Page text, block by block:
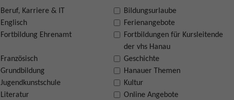
Beruf, Karriere & IT
Bildungsurlaube
Englisch
Ferienangebote
Fortbildung Ehrenamt
Fortbildungen für Kursleitende
der vhs Hanau
Französisch
Geschichte
Grundbildung
Hanauer Themen
Jugendkunstschule
Kultur
Literatur
Online Angebote